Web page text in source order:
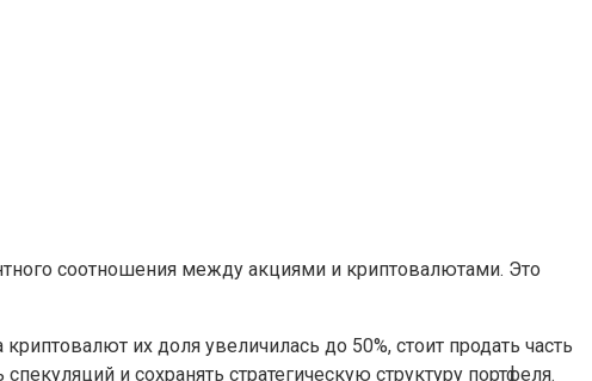
соотношения между акциями и криптовалютами. Это
их доля увеличилась до 50%, стоит продать часть
и сохранять стратегическую структуру портфеля.